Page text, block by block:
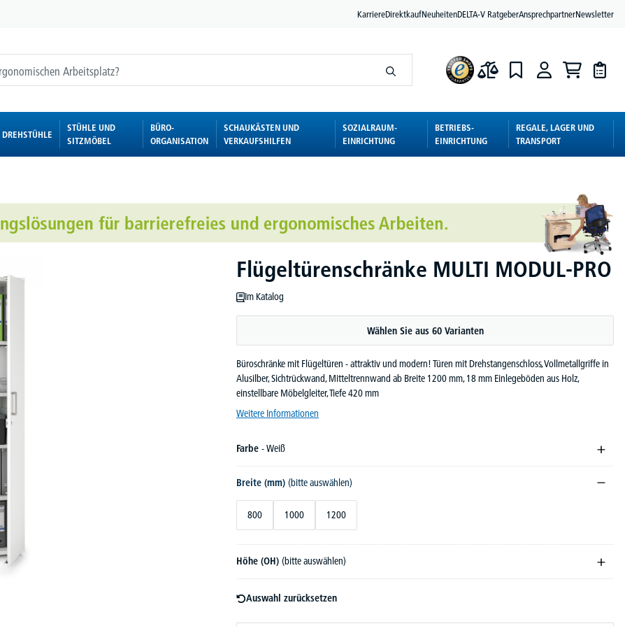
KarriereDirektkaufNeuheitenDELTA-V RatgeberAnsprechpartnerNewsletter
DREHSTÜHLE
STÜHLE UND
SITZMÖBEL
BÜRO-
ORGANISATION
SCHAUKÄSTEN UND
VERKAUFSHILFEN
SOZIALRAUM-
EINRICHTUNG
BETRIEBS-
EINRICHTUNG
REGALE, LAGER UND
TRANSPORT
Flügeltürenschränke MULTI MODUL-PRO
Im Katalog
Wählen Sie aus 60 Varianten
Büroschränke mit Flügeltüren - attraktiv und modern! Türen mit Drehstangenschloss, Vollmetallgriffe in
Alusilber, Sichtrückwand, Mitteltrennwand ab Breite 1200 mm, 18 mm Einlegeböden aus Holz,
einstellbare Möbelgleiter, Tiefe 420 mm
Weitere Informationen
Farbe - Weiß
Breite (mm) (bitte auswählen)
800 1000 1200
Höhe (OH) (bitte auswählen)
Auswahl zurücksetzen